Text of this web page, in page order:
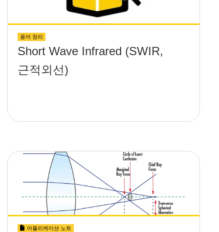
용어 정리
Short Wave Infrared (SWIR,
근적외선)
어플리케이션 노트